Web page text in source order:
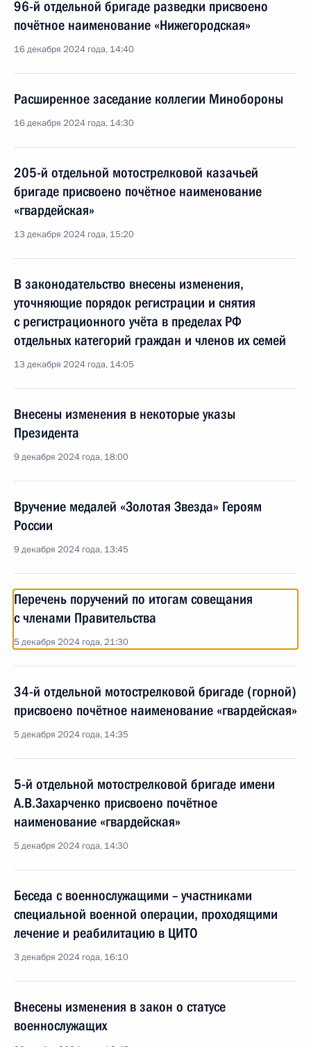
96-й отдельной бригаде разведки присвоено
почётное наименование «Нижегородская»
16 декабря 2024 года, 14:40
Расширенное заседание коллегии Минобороны
16 декабря 2024 года, 14:30
205-й отдельной мотострелковой казачьей
бригаде присвоено почётное наименование
«гвардейская»
13 декабря 2024 года, 15:20
В законодательство внесены изменения,
уточняющие порядок регистрации и снятия
с регистрационного учёта в пределах РФ
отдельных категорий граждан и членов их семей
13 декабря 2024 года, 14:05
Внесены изменения в некоторые указы
Президента
9 декабря 2024 года, 18:00
Вручение медалей «Золотая Звезда» Героям
России
9 декабря 2024 года, 13:45
Перечень поручений по итогам совещания
с членами Правительства
5 декабря 2024 года, 21:30
34-й отдельной мотострелковой бригаде (горной)
присвоено почётное наименование «гвардейская»
5 декабря 2024 года, 14:35
5-й отдельной мотострелковой бригаде имени
А.В.Захарченко присвоено почётное
наименование «гвардейская»
5 декабря 2024 года, 14:30
Беседа с военнослужащими – участниками
специальной военной операции, проходящими
лечение и реабилитацию в ЦИТО
3 декабря 2024 года, 16:10
Внесены изменения в закон о статусе
военнослужащих